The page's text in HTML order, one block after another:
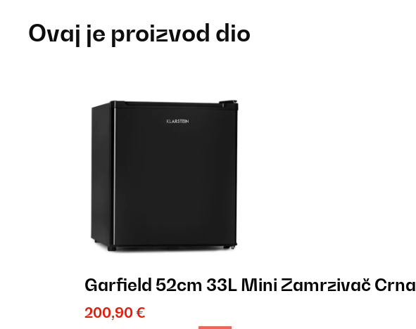
Ovaj je proizvod dio
Garfield 52cm 33L Mini Zamrzivač Crna
200,90 €